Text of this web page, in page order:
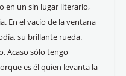
en un sin lugar literario,
En el vacío de la ventana
su brillante rueda.
Acaso sólo tengo
es él quien levanta la